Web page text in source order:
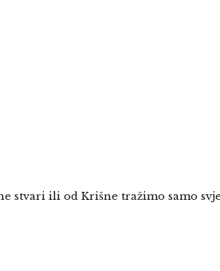
stvari ili od Krišne tražimo samo